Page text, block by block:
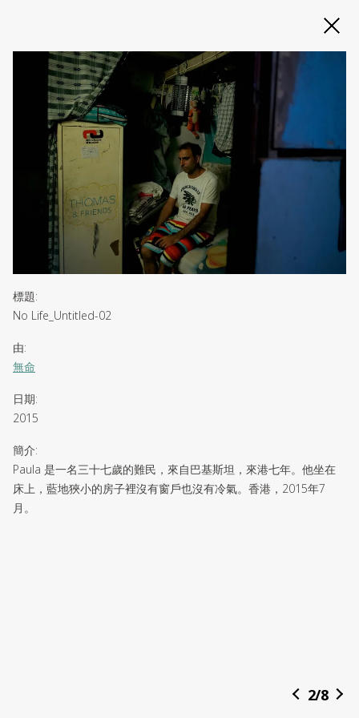
Slide 2 of 3
標題:
No Life_Untitled-02
由:
無命
日期:
2015
簡介:
Paula 是一名三十七歲的難民，來自巴基斯坦，來港七年。他坐在
床上，藍地狹小的房子裡沒有窗戶也沒有冷氣。香港，2015年7
月。
2/8